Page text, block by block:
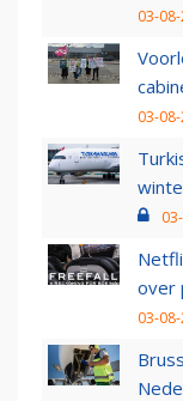
03-
03-
over
03-